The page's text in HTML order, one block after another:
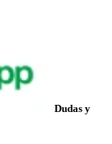
Dudas y